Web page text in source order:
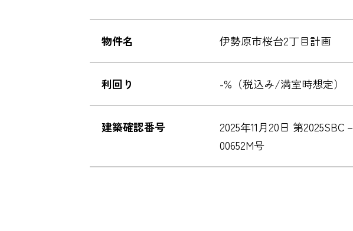
物件名 伊勢原市桜台2丁目計画
利回り -%（税込み/満室時想定）
建築確認番号
2025年11月20日 第2025SBC－
00652M号